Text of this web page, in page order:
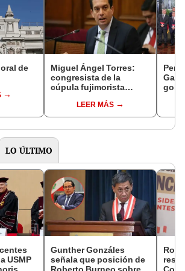
de
Miguel Ángel Torres:
congresista de la
cúpula fujimorista
del SenadoLEER MÁS
LO ÚLTIMO
USMP
Gunther Gonzáles
señala que posición de
Roberto Burneo sobre